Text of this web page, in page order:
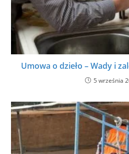
Umowa o dzieło – Wady i
5 września